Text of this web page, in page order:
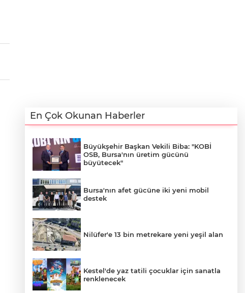
En Çok Okunan Haberler
Büyükşehir Başkan Vekili Biba: "KOBİ
OSB, Bursa'nın üretim gücünü
büyütecek"
Bursa'nın afet gücüne iki yeni mobil
destek
Nilüfer'e 13 bin metrekare yeni yeşil alan
Kestel'de yaz tatili çocuklar için sanatla
renklenecek